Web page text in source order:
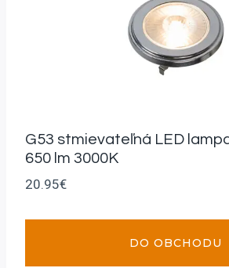
G53 stmievateľná LED
650 lm 3000K
20.95€
DO OBCHODU